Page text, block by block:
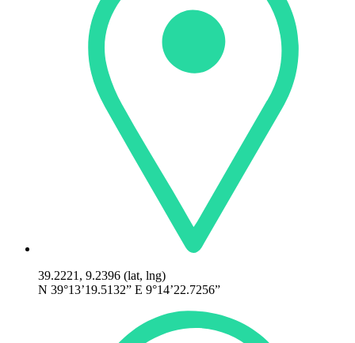
39.2221, 9.2396 (lat, lng)
N 39°13’19.5132” E 9°14’22.7256”